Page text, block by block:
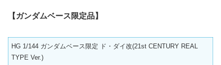
【ガンダムベース限定品】
HG 1/144 ガンダムベース限定 ド・ダイ改(21st CENTURY REAL
TYPE Ver.)